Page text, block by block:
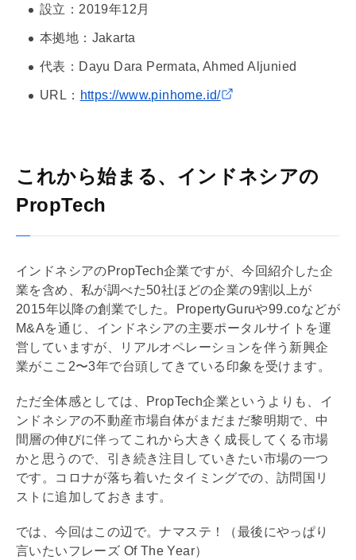
設立：2019年12月
本拠地：Jakarta
代表：Dayu Dara Permata, Ahmed Aljunied
URL： https://www.pinhome.id/
これから始まる、インドネシアの
PropTech
インドネシアのPropTech企業ですが、今回紹介した企
業を含め、私が調べた50社ほどの企業の9割以上が
2015年以降の創業でした。PropertyGuruや99.coなどが
M&Aを通じ、インドネシアの主要ポータルサイトを運
営していますが、リアルオペレーションを伴う新興企
業がここ2〜3年で台頭してきている印象を受けます。
ただ全体感としては、PropTech企業というよりも、イ
ンドネシアの不動産市場自体がまだまだ黎明期で、中
間層の伸びに伴ってこれから大きく成長してくる市場
かと思うので、引き続き注目していきたい市場の一つ
です。コロナが落ち着いたタイミングでの、訪問国リ
ストに追加しておきます。
では、今回はこの辺で。ナマステ！（最後にやっぱり
言いたいフレーズ Of The Year）